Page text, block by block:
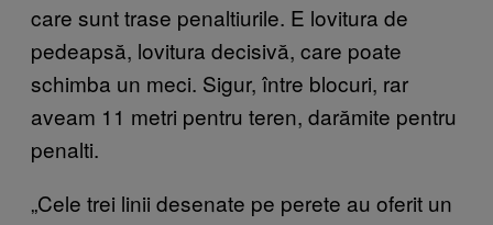
care sunt trase penaltiurile. E lovitura de
pedeapsă, lovitura decisivă, care poate
schimba un meci. Sigur, între blocuri, rar
aveam 11 metri pentru teren, darămite pentru
penalti.
„Cele trei linii desenate pe perete au oferit un